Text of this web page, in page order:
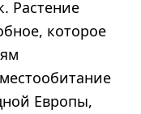
Растение
которое
Европы,